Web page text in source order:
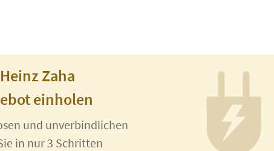
Zaha
einholen
und unverbindlichen
in nur 3 Schritten